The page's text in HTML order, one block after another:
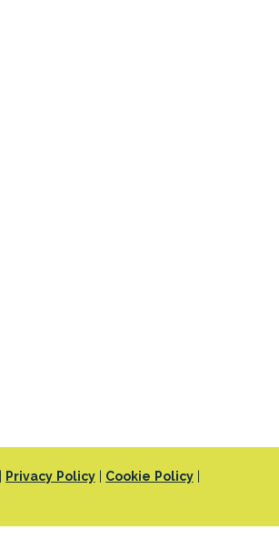
Privacy Policy| Cookie Policy|